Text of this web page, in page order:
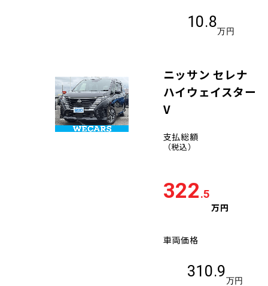
10.8
万円
ニッサン セレナ
ハイウェイスター
V
支払総額
（税込）
322.5
万円
車両価格
310.9
万円